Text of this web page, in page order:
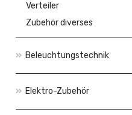
Verteiler
Zubehör diverses
Beleuchtungstechnik
Elektro-Zubehör